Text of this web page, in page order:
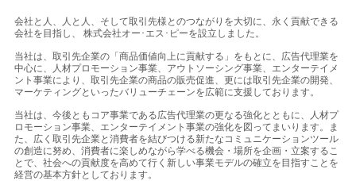
会社と人、人と人、そして取引先様とのつながりを大切に、永く貢献できる
会社を目指し、 株式会社オー･エス･ピーを設立しました。
当社は、取引先企業の「商品価値向上に貢献する」をもとに、広告代理業を
中心に、人材プロモーション事業、アウトソーシング事業、エンターテイメ
ント事業により、取引先企業の商品の販売促進、更には取引先企業の開発、
マーケティングといったバリューチェーンを広範に支援しております。
当社は、今後ともコア事業である広告代理業の更なる強化とともに、人材プ
ロモーション事業、エンターテイメント事業の強化を図ってまいります。ま
た、広く取引先企業と消費者を結びつける新たなコミュニケーションツール
の創造に努め、消費者に楽しめながら学べる機会・場所を企画・立案するこ
とで、社会への貢献度を高めて行く新しい事業モデルの確立を目指すことを
経営の基本方針としております。